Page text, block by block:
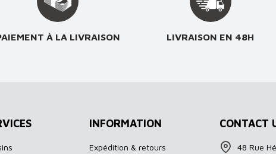
À LA LIVRAISON LIVRAISON EN 48H
INFORMATION
Expédition & retours
CONTACT
48 Rue